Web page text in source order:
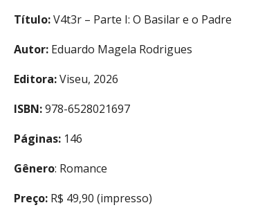
Título:V4t3r – Parte I: O Basilar e o Padre
Autor: Eduardo Magela Rodrigues
Editora:Viseu, 2026
ISBN:978-6528021697
Páginas: 146
Gênero: Romance
Preço: R$ 49,90 (impresso)